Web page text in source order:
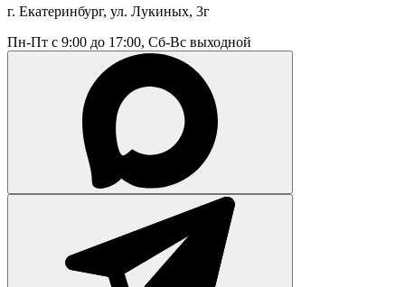
г. Екатеринбург, ул. Лукиных, 3г
Пн-Пт с 9:00 до 17:00, Сб-Вс выходной